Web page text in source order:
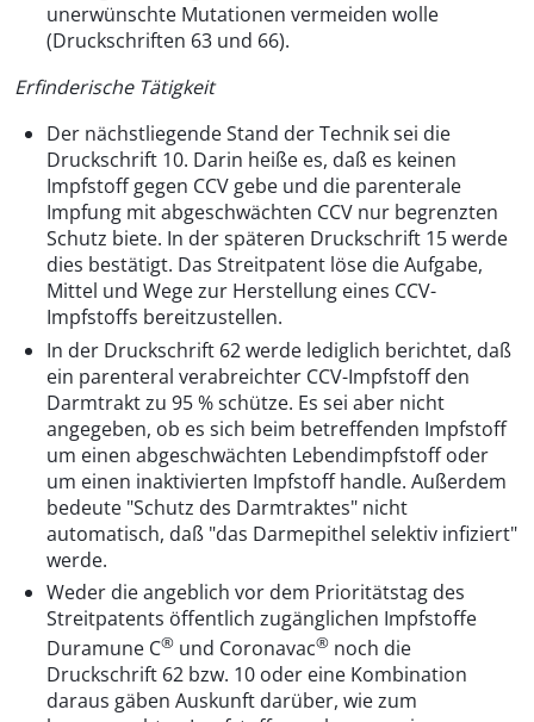
unerwünschte Mutationen vermeiden wolle
(Druckschriften 63 und 66).
Erfinderische Tätigkeit
Der nächstliegende Stand der Technik sei die
Druckschrift 10. Darin heiße es, daß es keinen
Impfstoff gegen CCV gebe und die parenterale
Impfung mit abgeschwächten CCV nur begrenzten
Schutz biete. In der späteren Druckschrift 15 werde
dies bestätigt. Das Streitpatent löse die Aufgabe,
Mittel und Wege zur Herstellung eines CCV-
Impfstoffs bereitzustellen.
In der Druckschrift 62 werde lediglich berichtet, daß
ein parenteral verabreichter CCV-Impfstoff den
Darmtrakt zu 95 % schütze. Es sei aber nicht
angegeben, ob es sich beim betreffenden Impfstoff
um einen abgeschwächten Lebendimpfstoff oder
um einen inaktivierten Impfstoff handle. Außerdem
bedeute "Schutz des Darmtraktes" nicht
automatisch, daß "das Darmepithel selektiv infiziert"
werde.
Weder die angeblich vor dem Prioritätstag des
Streitpatents öffentlich zugänglichen Impfstoffe
Duramune C® und Coronavac® noch die
Druckschrift 62 bzw. 10 oder eine Kombination
daraus gäben Auskunft darüber, wie zum